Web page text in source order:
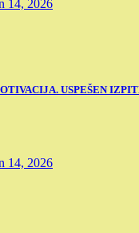
14, 2026
USPEŠEN
14, 2026